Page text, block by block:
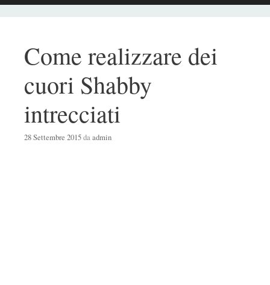
Come realizzare dei
cuori Shabby
intrecciati
28 Settembre 2015daadmin